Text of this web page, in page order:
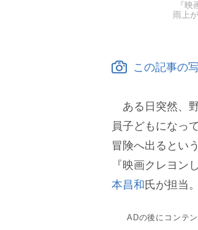
『
雨上
この記事の
ある日突然、
員子どもになっ
冒険へ出るとい
『映画クレヨン
本昌和 氏が担当
ADの後にコンテ